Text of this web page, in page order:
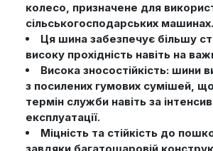
колесо, призначене для
сільськогосподарських машинах.
Ця шина забезпечує більшу
високу прохідність навіть на
Висока зносостійкість: шини
з посилених гумових сумішей,
термін служби навіть за
експлуатації.
Міцність та стійкість до